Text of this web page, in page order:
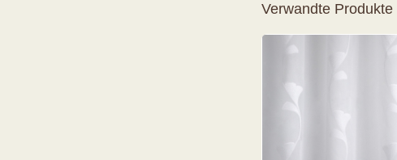
Verwandte Produkte